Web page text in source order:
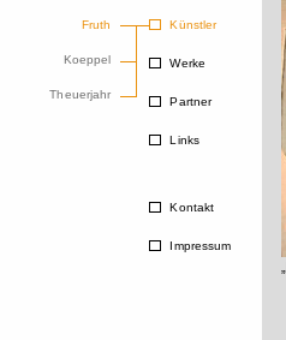
Fruth Künstler
Koeppel
Theuerjahr
Werke
Partner
Links
Kontakt
Impressum